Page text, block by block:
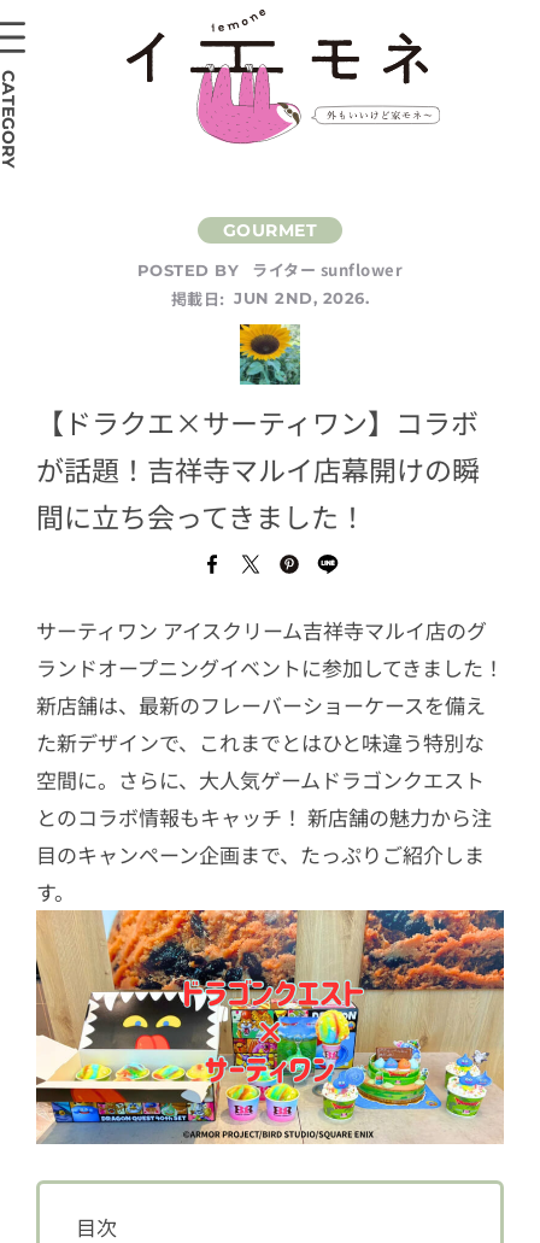
POSTED BY
ライター sunflower
掲載日: JUN 2ND, 2026.
【ドラクエ×サーティワン】コラボ
が話題！吉祥寺マルイ店幕開けの瞬
間に立ち会ってきました！
サーティワン アイスクリーム吉祥寺マルイ店のグ
ランドオープニングイベントに参加してきました！
新店舗は、最新のフレーバーショーケースを備え
た新デザインで、これまでとはひと味違う特別な
空間に。さらに、大人気ゲームドラゴンクエスト
とのコラボ情報もキャッチ！ 新店舗の魅力から注
目のキャンペーン企画まで、たっぷりご紹介しま
す。
目次